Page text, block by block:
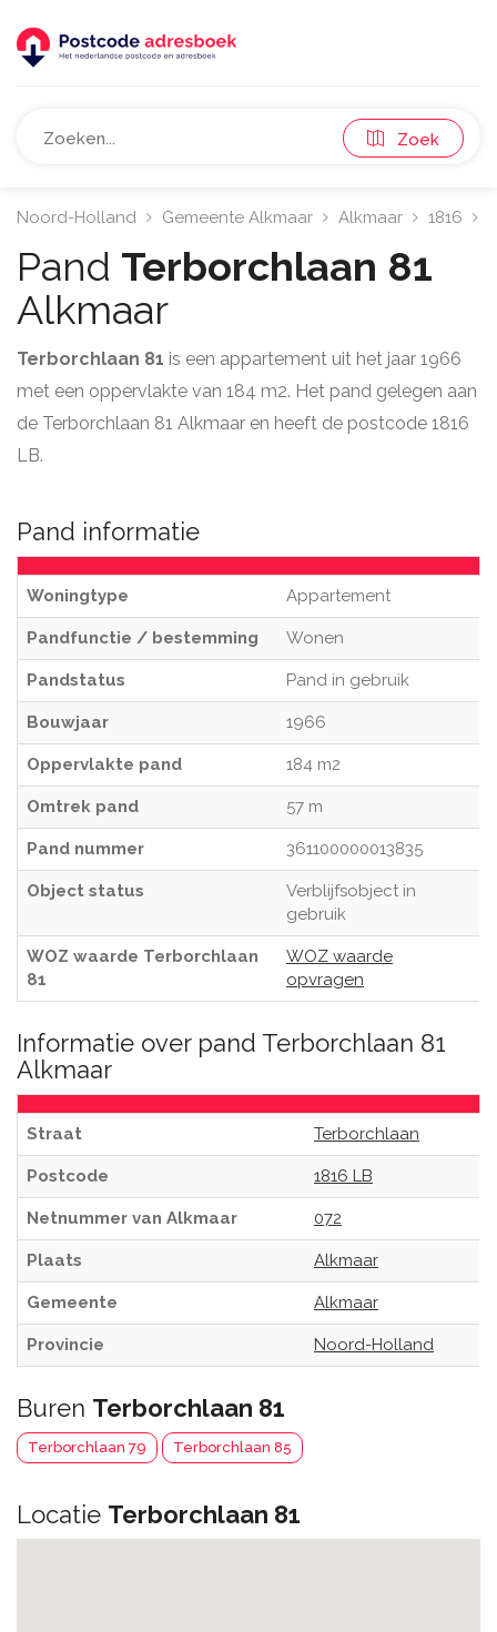
Zoek
Noord-Holland Gemeente Alkmaar Alkmaar 1816
Pand Terborchlaan 81
Alkmaar
Terborchlaan 81 is een appartement uit het jaar 1966
met een oppervlakte van 184 m2. Het pand gelegen aan
de Terborchlaan 81 Alkmaar en heeft de postcode 1816
LB.
Pand informatie
Woningtype Appartement
Pandfunctie / bestemming Wonen
Pandstatus Pand in gebruik
Bouwjaar 1966
Oppervlakte pand 184 m2
Omtrek pand 57 m
Pand nummer 361100000013835
Object status
Verblijfsobject in
gebruik
WOZ waarde Terborchlaan
81
WOZ waarde
opvragen
Informatie over pand Terborchlaan 81
Alkmaar
Straat Terborchlaan
Postcode 1816 LB
Netnummer van Alkmaar 072
Plaats Alkmaar
Gemeente Alkmaar
Provincie Noord-Holland
Buren Terborchlaan 81
Terborchlaan 79 Terborchlaan 85
Locatie Terborchlaan 81